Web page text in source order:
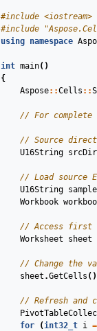
#include <iostream>
#include
using
namespace
int main()
{
Aspose::Cells ::
// For complete
// Source
U16String
srcDir
// Load source
U16String
Workbook
// Access first
Worksheet
sheet
// Change the
sheet .GetCells
// Refresh and
for
(int32_t i =